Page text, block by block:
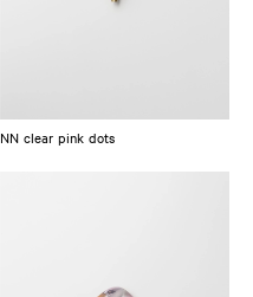
NN clear pink dots